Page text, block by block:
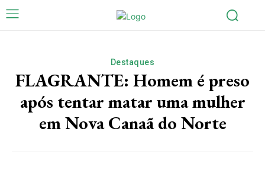
Destaques
FLAGRANTE: Homem é preso
após tentar matar uma mulher
em Nova Canaã do Norte